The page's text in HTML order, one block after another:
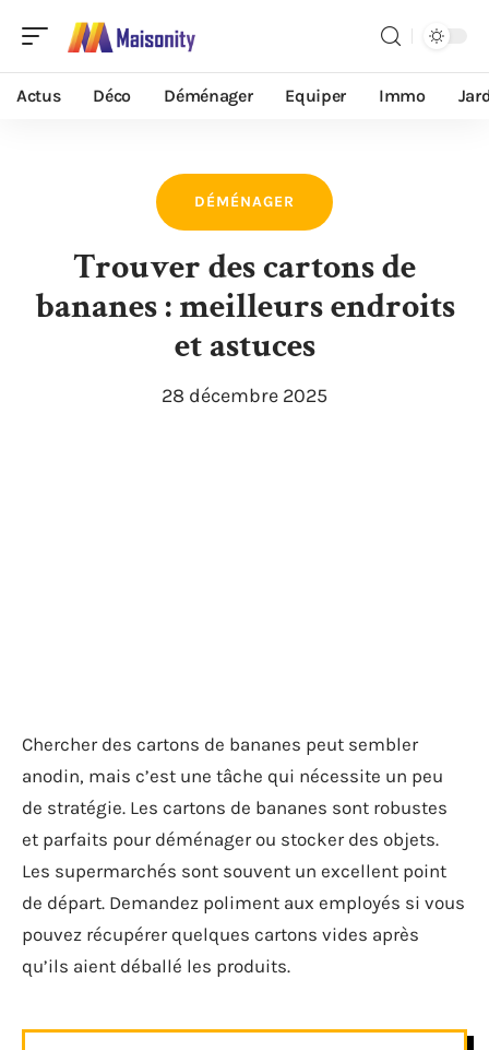
Actus Déco Déménager Equiper Immo
DÉMÉNAGER
Trouver des cartons de
bananes : meilleurs endroits
et astuces
28 décembre 2025
Chercher des cartons de bananes peut sembler
anodin, mais c’est une tâche qui nécessite un peu
de stratégie. Les cartons de bananes sont robustes
et parfaits pour déménager ou stocker des objets.
Les supermarchés sont souvent un excellent point
de départ. Demandez poliment aux employés si vous
pouvez récupérer quelques cartons vides après
qu’ils aient déballé les produits.